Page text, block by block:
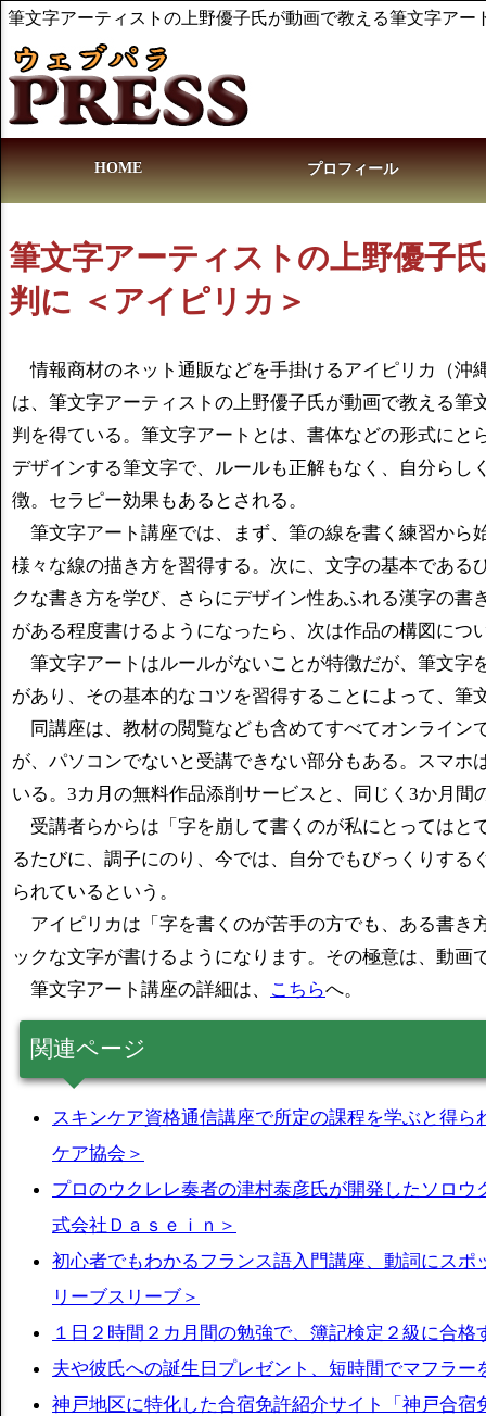
筆文字アーティストの上野優子氏が動画で教える筆文字アー
HOME プロフィール
筆文字アーティストの上野優子
判に ＜アイピリカ＞
情報商材のネット通販などを手掛けるアイピリカ（沖
は、筆文字アーティストの上野優子氏が動画で教える筆
判を得ている。筆文字アートとは、書体などの形式にと
デザインする筆文字で、ルールも正解もなく、自分らし
徴。セラピー効果もあるとされる。
筆文字アート講座では、まず、筆の線を書く練習から
様々な線の描き方を習得する。次に、文字の基本である
クな書き方を学び、さらにデザイン性あふれる漢字の書
がある程度書けるようになったら、次は作品の構図につ
筆文字アートはルールがないことが特徴だが、筆文字
があり、その基本的なコツを習得することによって、
同講座は、教材の閲覧なども含めてすべてオンライン
が、パソコンでないと受講できない部分もある。スマ
いる。3カ月の無料作品添削サービスと、同じく3か月
受講者らからは「字を崩して書くのが私にとってはと
るたびに、調子にのり、今では、自分でもびっくりす
られているという。
アイピリカは「字を書くのが苦手の方でも、ある書き
ックな文字が書けるようになります。その極意は、動
筆文字アート講座の詳細は、
こちらへ。
関連ページ
スキンケア資格通信講座で所定の課程を学ぶと得
ケア協会＞
プロのウクレレ奏者の津村泰彦氏が開発したソロ
式会社Ｄａｓｅｉｎ＞
初心者でもわかるフランス語入門講座、動詞にス
リーブスリーブ＞
１日２時間２カ月間の勉強で、簿記検定２級に合
夫や彼氏への誕生日プレゼント、短時間でマフラ
神戸地区に特化した合宿免許紹介サイト「神戸合